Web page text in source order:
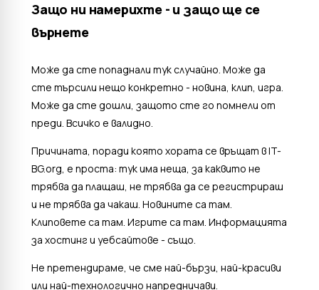
Защо ни намерихте - и защо ще се
върнете
Може да сте попаднали тук случайно. Може да
сте търсили нещо конкретно - новина, клип, игра.
Може да сте дошли, защото сте го помнели от
преди. Всичко е валидно.
Причината, поради която хората се връщат в IT-
BG.org, е проста: тук има неща, за каквито не
трябва да плащаш, не трябва да се регистрираш
и не трябва да чакаш. Новините са там.
Клиповете са там. Игрите са там. Информацията
за хостинг и уебсайтове - също.
Не претендираме, че сме най-бързи, най-красиви
или най-технологично напредничави.